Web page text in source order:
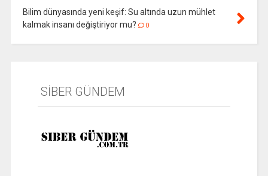
Bilim dünyasında yeni keşif: Su altında uzun mühlet
kalmak insanı değiştiriyor mu?
0
SİBER GÜNDEM